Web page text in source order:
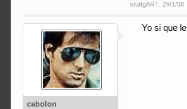
stuttgART 29/1/08
cabolon
Yo si que